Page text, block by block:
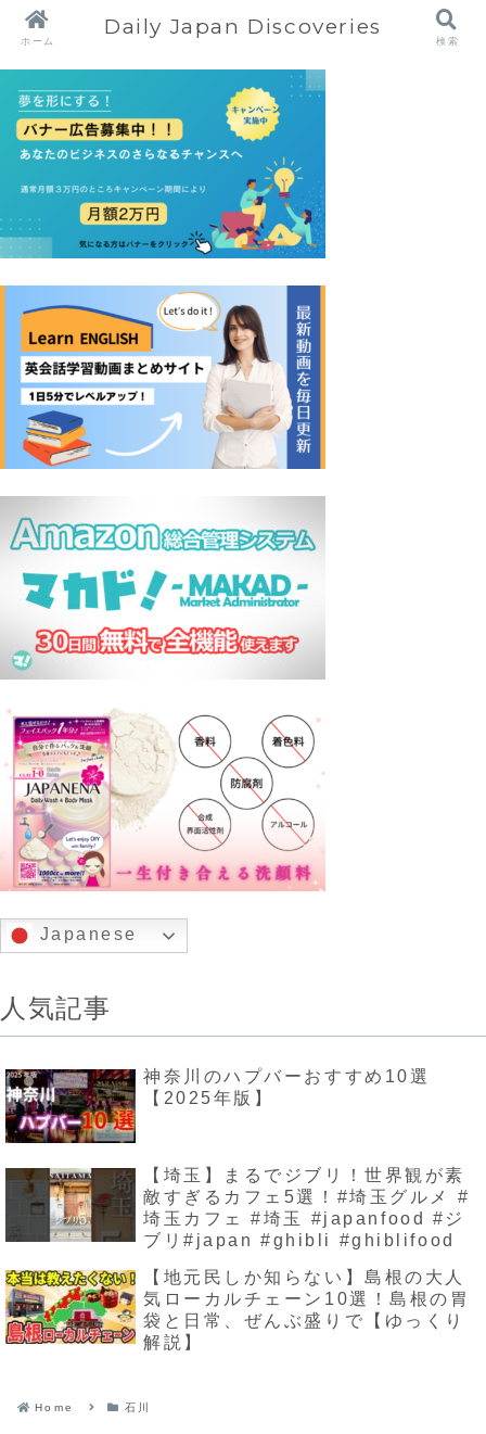
Japanese
人気記事
神奈川のハプバーおすすめ10選
【2025年版】
【埼玉】まるでジブリ！世界観が素
敵すぎるカフェ5選！#埼玉グルメ #
埼玉カフェ #埼玉 #japanfood #ジ
ブリ#japan #ghibli #ghiblifood
【地元民しか知らない】島根の大人
気ローカルチェーン10選！島根の胃
袋と日常、ぜんぶ盛りで【ゆっくり
解説】
Home 石川
ホーム
Daily Japan Discoveries
検索